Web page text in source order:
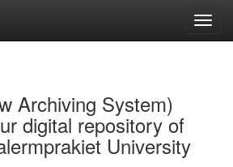
Archiving System)
digital repository of
University